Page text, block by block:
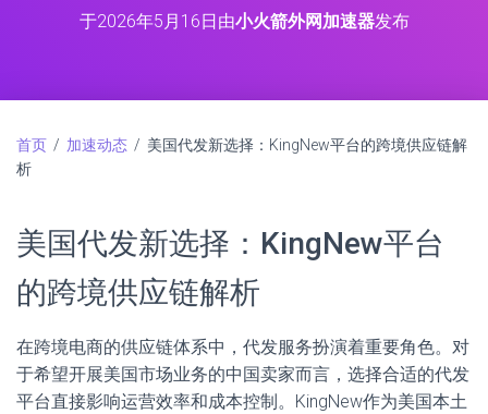
于2026年5月16日 由小火箭外网加速器发布
首页 / 加速动态 / 美国代发新选择：KingNew平台的跨境供应链解
析
美国代发新选择：KingNew平台
的跨境供应链解析
在跨境电商的供应链体系中，代发服务扮演着重要角色。对
于希望开展美国市场业务的中国卖家而言，选择合适的代发
平台直接影响运营效率和成本控制。KingNew作为美国本土